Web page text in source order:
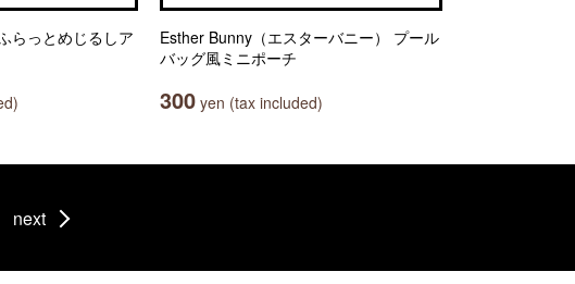
らっとめじるしア
Esther Bunny（エスターバニー） プール
バッグ風ミニポーチ
300 yen (tax included)
next